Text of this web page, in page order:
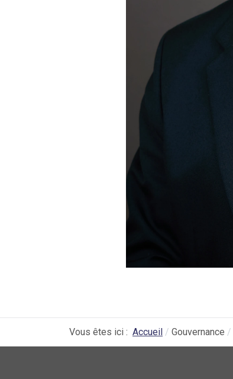
Vous êtes ici : Accueil Gouvernance